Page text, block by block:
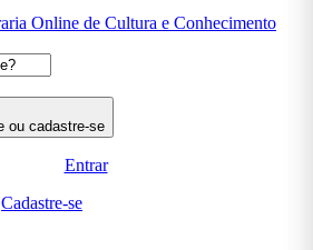
ou cadastre-se
Entrar
Cadastre-se